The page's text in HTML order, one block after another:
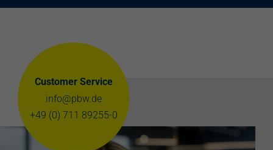
Customer Service
info@pbw.de
+49 (0) 711 89255-0